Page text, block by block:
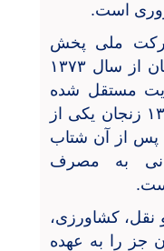
است.
شرکت ملی پخش
فرآورده‌های نفتی استان زنجان از سال ۱۳۷۳
مستقل شده
است، گفت: قبل از سال ۱۳۷۳ زنجان یکی از
پس از آن شتاب
به مصرف
کشاورزی،
جز را به عهده